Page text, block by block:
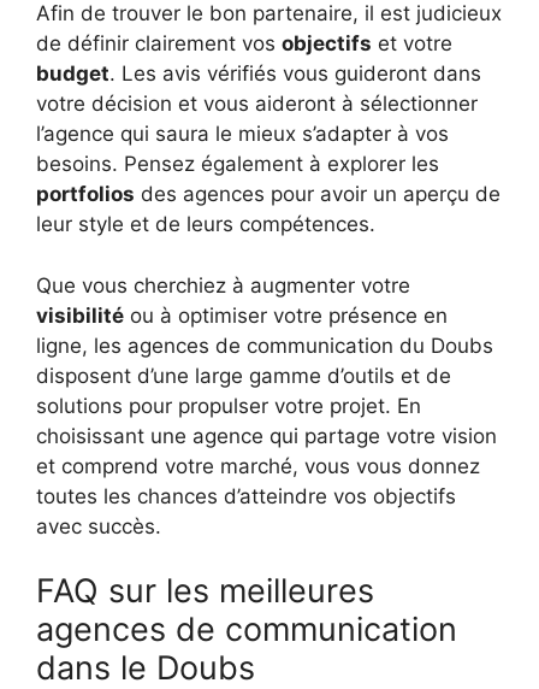
Afin de trouver le bon partenaire, il est judicieux
de définir clairement vos objectifs et votre
budget. Les avis vérifiés vous guideront dans
votre décision et vous aideront à sélectionner
l’agence qui saura le mieux s’adapter à vos
besoins. Pensez également à explorer les
portfolios des agences pour avoir un aperçu de
leur style et de leurs compétences.
Que vous cherchiez à augmenter votre
visibilité ou à optimiser votre présence en
ligne, les agences de communication du Doubs
disposent d’une large gamme d’outils et de
solutions pour propulser votre projet. En
choisissant une agence qui partage votre vision
et comprend votre marché, vous vous donnez
toutes les chances d’atteindre vos objectifs
avec succès.
FAQ sur les meilleures
agences de communication
dans le Doubs